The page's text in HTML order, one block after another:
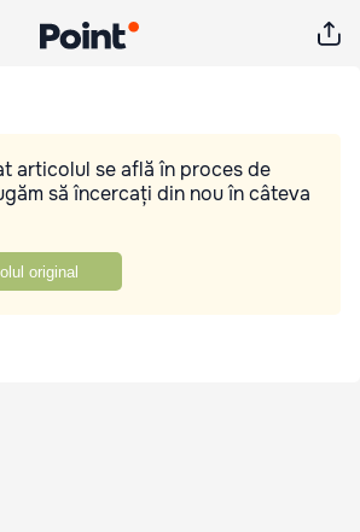
articolul se află în proces de
să încercați din nou în câteva
original